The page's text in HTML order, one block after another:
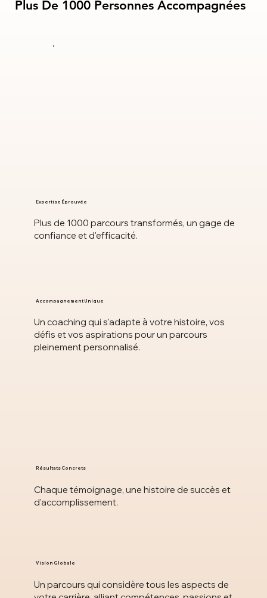
Plus De 1000 Personnes Accompagnées
Plus De 1000 Personnes Accompagnées
Plus de 1000 parcours transformés, un gage de
confiance et d'efficacité.
Expertise Éprouvée
Un coaching qui s'adapte à votre histoire, vos
défis et vos aspirations pour un parcours
pleinement personnalisé.
Accompagnement Unique
Chaque témoignage, une histoire de succès et
d'accomplissement.
Résultats Concrets
Un parcours qui considère tous les aspects de
Vision Globale